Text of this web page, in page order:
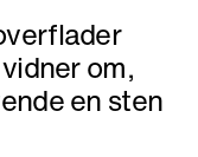
om,
en sten